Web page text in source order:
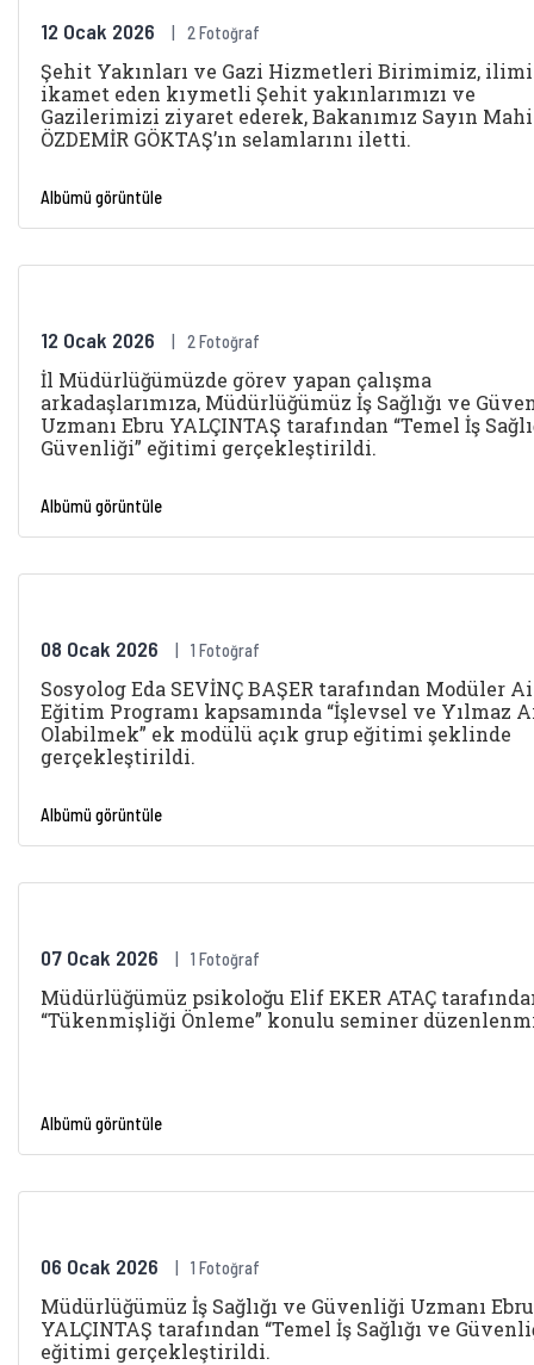
12 Ocak 2026 2 Fotoğraf
Şehit Yakınları ve Gazi Hizmetleri Birimimiz,
ikamet eden kıymetli Şehit yakınlarımızı ve
Gazilerimizi ziyaret ederek, Bakanımız Sayın
ÖZDEMİR GÖKTAŞ’ın selamlarını iletti.
Albümü görüntüle
12 Ocak 2026 2 Fotoğraf
İl Müdürlüğümüzde görev yapan çalışma
arkadaşlarımıza, Müdürlüğümüz İş Sağlığı ve
Uzmanı Ebru YALÇINTAŞ tarafından “Temel İş
Güvenliği” eğitimi gerçekleştirildi.
Albümü görüntüle
08 Ocak 2026 1 Fotoğraf
Sosyolog Eda SEVİNÇ BAŞER tarafından Modüler
Eğitim Programı kapsamında “İşlevsel ve Yılmaz
Olabilmek” ek modülü açık grup eğitimi şeklinde
gerçekleştirildi.
Albümü görüntüle
07 Ocak 2026 1 Fotoğraf
Müdürlüğümüz psikoloğu Elif EKER ATAÇ
“Tükenmişliği Önleme” konulu seminer
Albümü görüntüle
06 Ocak 2026 1 Fotoğraf
Müdürlüğümüz İş Sağlığı ve Güvenliği Uzmanı Ebru
YALÇINTAŞ tarafından “Temel İş Sağlığı ve
eğitimi gerçekleştirildi.